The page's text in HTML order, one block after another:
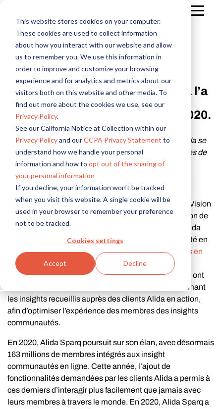
This website stores cookies on your computer.
These cookies are used to collect information
about how you interact with our website and allow
us to remember you. We use this information in
order to improve and customize your browsing
experience and for analytics and metrics about our
visitors both on this website and other media. To
find out more about the cookies we use, see our
Privacy Policy.
See our California Notice at Collection within our
Privacy Policyand ourCCPA Privacy Statement to
understand how we handle your personal
information and how to opt out of the sharing of
your personal information
If you decline, your information won’t be tracked
when you visit this website. A single cookie will be
used in your browser to remember your preference
not to be tracked.
Cookies settings
Accept Decline
Email professionnel
Prénom*
Nom*
Société*
Fonction*
Pays*
Cochez pour recevoir les communications Alida
options liées à votre pays ou région
Les clients l’ont demandé, Alida l’a
fait. Alida Sparq bénéficie de
20 nouvelles améliorations en 2020.
La plateforme historique d’insights en ligne de Alida se
développe pour offrir à ses 163 millions de membres de
nouvelles fonctionnalités centrées sur le client.
PARIS , le 10 décembre 2020 - Alida (anciennement Vision
Critical), créateur de la première plateforme de gestion de
l’expérience client (CXM) et d’insights, a optimisé Alida
Sparq, sa plateforme historique d’insight communauté en
ligne, avec20 nouvelles innovations très demandées en
2020
. Alida réaffirme ainsi sa priorité : répondre aux
besoins de ses clients. Ces nouvelles fonctionnalités ont
été développées via la technologie Alida en transformant
les insights recueillis auprès des clients Alida en action,
afin d’optimiser l’expérience des membres des insights
communautés.
En 2020, Alida Sparq poursuit sur son élan, avec désormais
163 millions de membres intégrés aux insight
communautés en ligne. Cette année, l’ajout de
fonctionnalités demandées par les clients Alida a permis à
ces derniers d’interagir plus facilement que jamais avec
leurs membres à travers le monde. En 2020, Alida Sparq a